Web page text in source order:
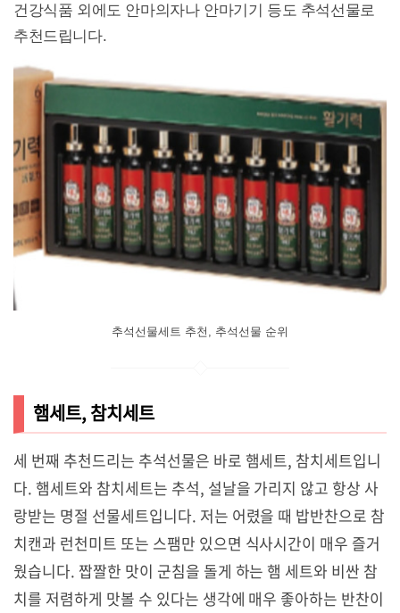
건강식품 외에도 안마의자나 안마기기 등도 추석선물로
추천드립니다.
추석선물세트 추천, 추석선물 순위
햄세트, 참치세트
세 번째 추천드리는 추석선물은 바로 햄세트, 참치세트입니
다. 햄세트와 참치세트는 추석, 설날을 가리지 않고 항상 사
랑받는 명절 선물세트입니다. 저는 어렸을 때 밥반찬으로 참
치캔과 런천미트 또는 스팸만 있으면 식사시간이 매우 즐거
웠습니다. 짭짤한 맛이 군침을 돌게 하는 햄 세트와 비싼 참
치를 저렴하게 맛볼 수 있다는 생각에 매우 좋아하는 반찬이